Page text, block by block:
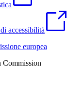
accessibilità
Commission